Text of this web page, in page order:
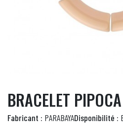
BRACELET
Fabricant : PARABAYADisponibilité :